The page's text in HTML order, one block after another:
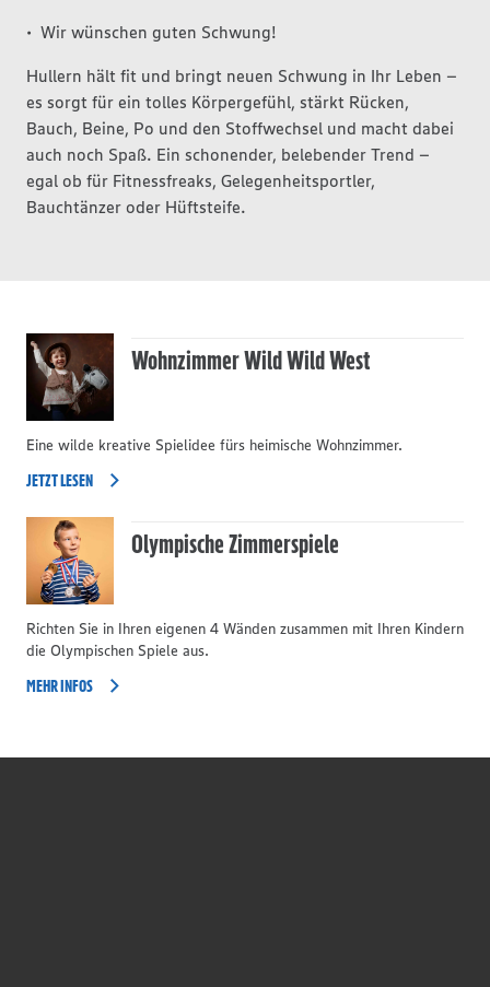
Wir wünschen guten Schwung!
Hullern hält fit und bringt neuen Schwung in Ihr Leben –
es sorgt für ein tolles Körpergefühl, stärkt Rücken,
Bauch, Beine, Po und den Stoffwechsel und macht dabei
auch noch Spaß. Ein schonender, belebender Trend –
egal ob für Fitnessfreaks, Gelegenheitsportler,
Bauchtänzer oder Hüftsteife.
Wohnzimmer Wild Wild West
Eine wilde kreative Spielidee fürs heimische Wohnzimmer.
JETZT LESEN
Olympische Zimmerspiele
Richten Sie in Ihren eigenen 4 Wänden zusammen mit Ihren Kindern
die Olympischen Spiele aus.
MEHR INFOS